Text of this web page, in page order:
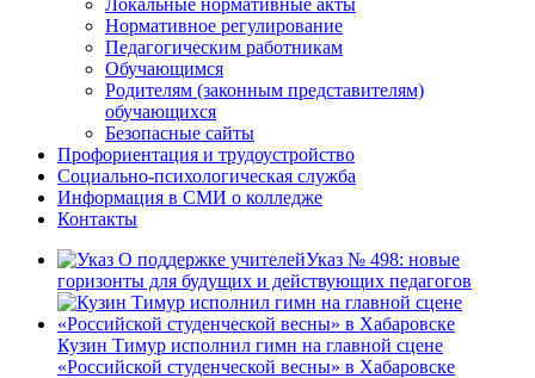
Нормативное регулирование
Педагогическим работникам
Обучающимся
Родителям (законным представителям)
обучающихся
Безопасные сайты
Профориентация и трудоустройство
Социально-психологическая служба
Информация в СМИ о колледже
Контакты
Указ № 498: новые
горизонты для будущих и действующих педагогов
Кузин Тимур исполнил гимн на главной сцене
«Российской студенческой весны» в Хабаровске